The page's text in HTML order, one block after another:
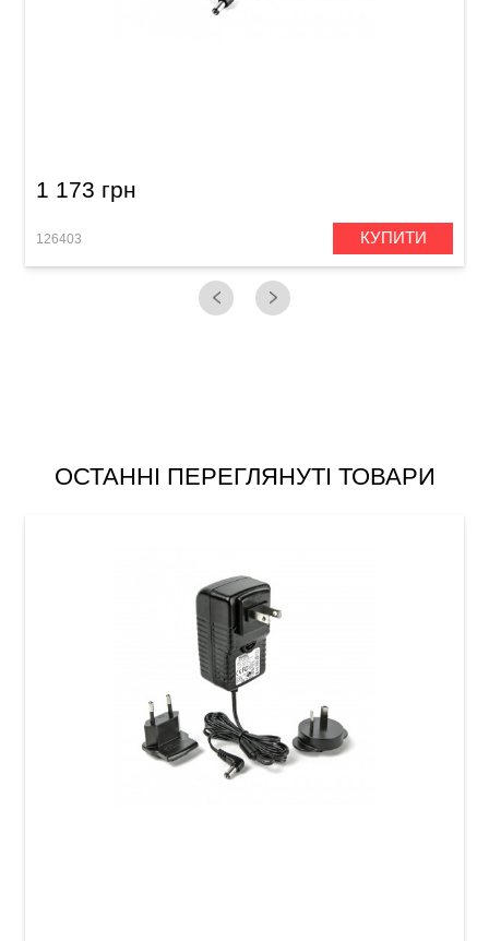
1 173 грн
126403 КУПИТИ
ОСТАННІ ПЕРЕГЛЯНУТІ ТОВАРИ